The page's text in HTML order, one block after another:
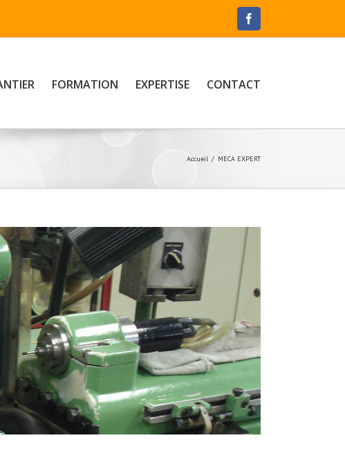
FORMATION EXPERTISE CONTACT
Accueil / MECA EXPERT